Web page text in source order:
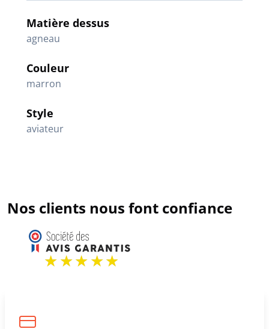
Matière dessus
agneau
Couleur
marron
Style
aviateur
Nos clients nous font confiance